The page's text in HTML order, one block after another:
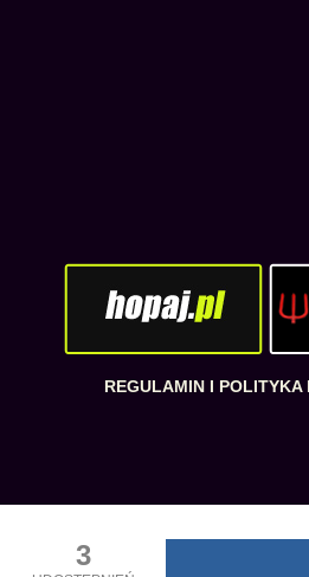
3
REGULAMIN I POLITYKA